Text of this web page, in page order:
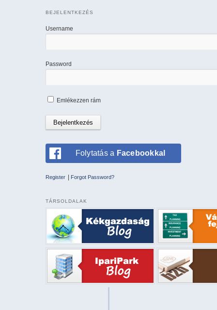
BEJELENTKEZÉS
Username
Password
Emlékezzen rám
Folytatás a Facebookkal
Register Forgot Password?
TÁRSOLDALAK